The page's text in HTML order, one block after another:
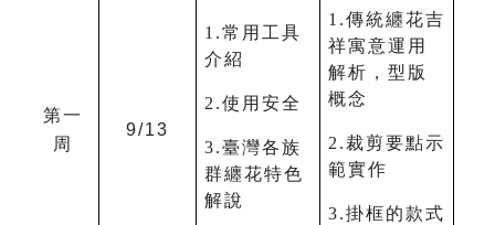
第一
周
9/13
1.常用工具
介紹
2.使用安全
3.臺灣各族
群纏花特色
解說
1.傳統纏花吉
祥寓意運用
解析，型版
概念
2.裁剪要點示
範實作
3.掛框的款式